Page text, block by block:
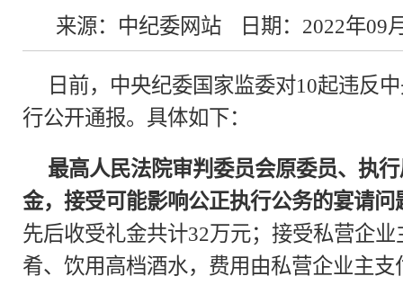
来源：中纪委网站 日期：2022年09
日前，中央纪委国家监委对10起违反
行公开通报。具体如下：
最高人民法院审判委员会原委员、执
金，接受可能影响公正执行公务的宴请问
先后收受礼金共计32万元；接受私营企
肴、饮用高档酒水，费用由私营企业主